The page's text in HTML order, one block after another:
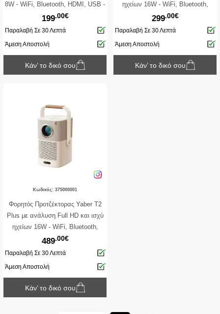
8W - WiFi, Bluetooth, HDMI, USB -
Ενσωματωμένο Netflix / YouTube /
Prime Video
199.00€
Παραλαβή Σε 30 Λεπτά
Άμεση Αποστολή
Κάν’ το δικό σου
ηχείων 16W - WiFi, Bluetooth,
HDMI, USB - Ενσωματωμένο Netflix
/ YouTube / Prime Video
299.00€
Παραλαβή Σε 30 Λεπτά
Άμεση Αποστολή
Κάν’ το δικό σου
Κωδικός: 375000001
Φορητός Προτζέκτορας Yaber T2
Plus με ανάλυση Full HD και ισχύ
ηχείων 16W - WiFi, Bluetooth,
HDMI, USB, RJ- 45 -
Ενσωματωμένο Netflix / YouTube /
489.00€
Παραλαβή Σε 30 Λεπτά
Άμεση Αποστολή
Κάν’ το δικό σου